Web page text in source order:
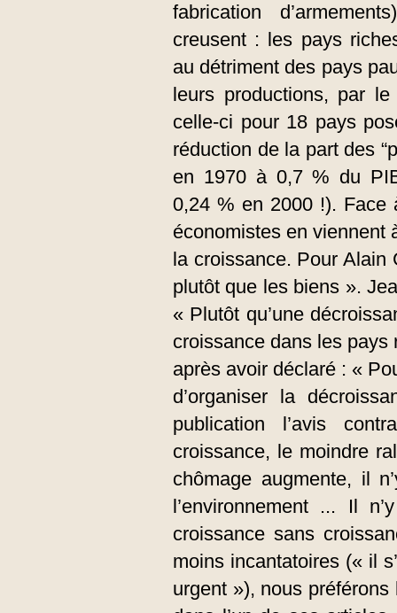
fabrication
creusent : les pays
au détriment des pays
leurs productions, par
celle-ci pour 18 pays
réduction de la part des
en 1970 à 0,7 % du
0,24 % en 2000 !). Face
économistes en viennent
la croissance. Pour Alain
plutôt que les biens ».
« Plutôt qu’une
croissance dans les pays
après avoir déclaré : «
d’organiser la
publication l’avis
croissance, le moindre
chômage augmente, il
l’environnement ... Il
croissance sans
moins incantatoires (« il
urgent »), nous